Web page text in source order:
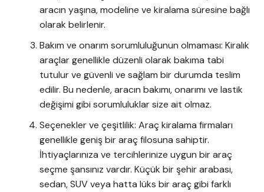
aracın yaşına, modeline ve kiralama süresine bağlı
olarak belirlenir.
Bakım ve onarım sorumluluğunun olmaması: Kiralık
araçlar genellikle düzenli olarak bakıma tabi
tutulur ve güvenli ve sağlam bir durumda teslim
edilir. Bu nedenle, aracın bakımı, onarımı ve lastik
değişimi gibi sorumluluklar size ait olmaz.
Seçenekler ve çeşitlilik: Araç kiralama firmaları
genellikle geniş bir araç filosuna sahiptir.
İhtiyaçlarınıza ve tercihlerinize uygun bir araç
seçme şansınız vardır. Küçük bir şehir arabası,
sedan, SUV veya hatta lüks bir araç gibi farklı